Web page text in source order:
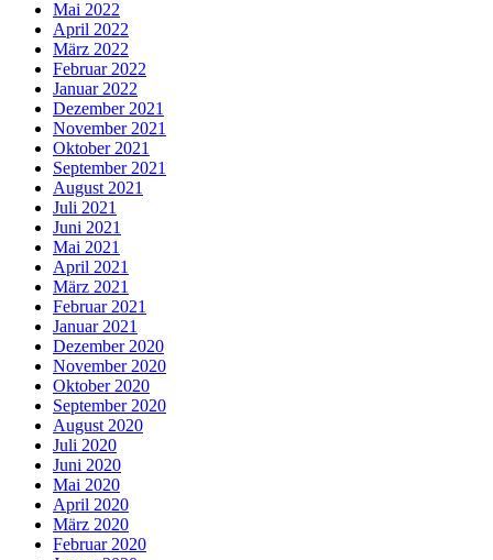
Mai 2022
April 2022
März 2022
Februar 2022
Januar 2022
Dezember 2021
November 2021
Oktober 2021
September 2021
August 2021
Juli 2021
Juni 2021
Mai 2021
April 2021
März 2021
Februar 2021
Januar 2021
Dezember 2020
November 2020
Oktober 2020
September 2020
August 2020
Juli 2020
Juni 2020
Mai 2020
April 2020
März 2020
Februar 2020